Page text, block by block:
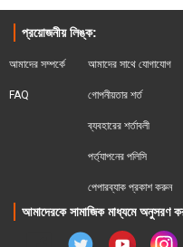
প্রয়োজনীয় লিঙ্ক:
আমাদের সম্পর্কে
FAQ
আমাদের সাথে যোগাযোগ
গোপনীয়তার শর্ত
ব্যবহারের শর্তাবলী
পর্ত্যাপনের পলিসি
পেপারব্যাক প্রকাশ করুন
আমাদেরকে সামাজিক মাধ্যমে অনুসরণ